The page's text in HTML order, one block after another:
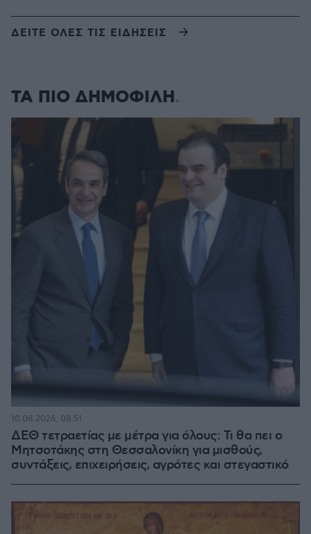
ΔΕΙΤΕ ΟΛΕΣ ΤΙΣ ΕΙΔΗΣΕΙΣ
ΤΑ ΠΙΟ ΔΗΜΟΦΙΛΗ
ΔΕΘ τετραετίας με μέτρα για όλους: Τι θα πει ο
Μητσοτάκης στη Θεσσαλονίκη για μισθούς,
συντάξεις, επιχειρήσεις, αγρότες και στεγαστικό
10.08.2026, 08:51